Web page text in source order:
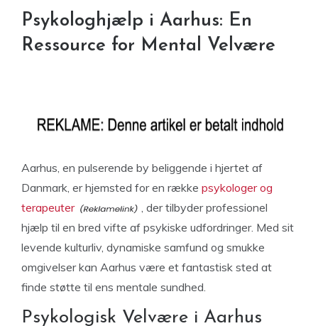
Psykologhjælp i Aarhus: En
Ressource for Mental Velvære
Aarhus, en pulserende by beliggende i hjertet af
Danmark, er hjemsted for en række psykologer og
terapeuter
, der tilbyder professionel
hjælp til en bred vifte af psykiske udfordringer. Med sit
levende kulturliv, dynamiske samfund og smukke
omgivelser kan Aarhus være et fantastisk sted at
finde støtte til ens mentale sundhed.
Psykologisk Velvære i Aarhus